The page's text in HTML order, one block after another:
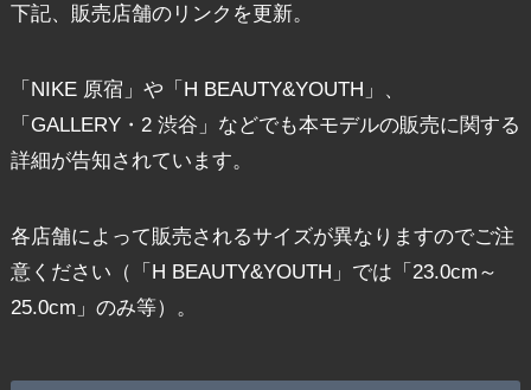
下記、販売店舗のリンクを更新。
「NIKE 原宿」や「H BEAUTY&YOUTH」、
「GALLERY・2 渋谷」などでも本モデルの販売に関する
詳細が告知されています。
各店舗によって販売されるサイズが異なりますのでご注
意ください（「H BEAUTY&YOUTH」では「23.0cm～
25.0cm」のみ等）。